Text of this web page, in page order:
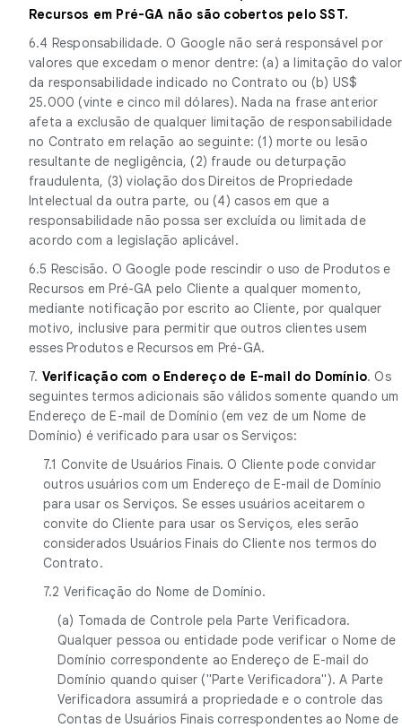
Recursos em Pré-GA não são cobertos pelo SST.
6.4 Responsabilidade. O Google não será responsável por
valores que excedam o menor dentre: (a) a limitação do valor
da responsabilidade indicado no Contrato ou (b) US$
25.000 (vinte e cinco mil dólares). Nada na frase anterior
afeta a exclusão de qualquer limitação de responsabilidade
no Contrato em relação ao seguinte: (1) morte ou lesão
resultante de negligência, (2) fraude ou deturpação
fraudulenta, (3) violação dos Direitos de Propriedade
Intelectual da outra parte, ou (4) casos em que a
responsabilidade não possa ser excluída ou limitada de
acordo com a legislação aplicável.
6.5 Rescisão. O Google pode rescindir o uso de Produtos e
Recursos em Pré-GA pelo Cliente a qualquer momento,
mediante notificação por escrito ao Cliente, por qualquer
motivo, inclusive para permitir que outros clientes usem
esses Produtos e Recursos em Pré-GA.
7. Verificação com o Endereço de E-mail do Domínio. Os
seguintes termos adicionais são válidos somente quando um
Endereço de E-mail de Domínio (em vez de um Nome de
Domínio) é verificado para usar os Serviços:
7.1 Convite de Usuários Finais. O Cliente pode convidar
outros usuários com um Endereço de E-mail de Domínio
para usar os Serviços. Se esses usuários aceitarem o
convite do Cliente para usar os Serviços, eles serão
considerados Usuários Finais do Cliente nos termos do
Contrato.
7.2 Verificação do Nome de Domínio.
(a) Tomada de Controle pela Parte Verificadora.
Qualquer pessoa ou entidade pode verificar o Nome de
Domínio correspondente ao Endereço de E-mail do
Domínio quando quiser ("Parte Verificadora"). A Parte
Verificadora assumirá a propriedade e o controle das
Contas de Usuários Finais correspondentes ao Nome de